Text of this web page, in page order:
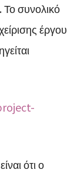
Το συνολικό
έργου
ότι ο